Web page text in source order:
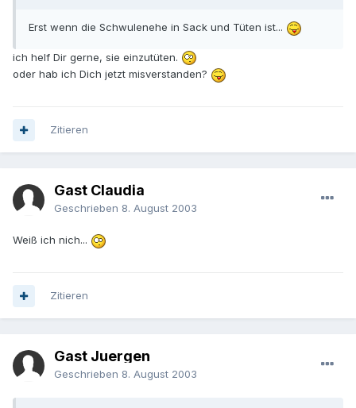
Erst wenn die Schwulenehe in Sack und Tüten ist...
ich helf Dir gerne, sie einzutüten.
oder hab ich Dich jetzt misverstanden?
Zitieren
Gast Claudia
Geschrieben 8. August 2003
Weiß ich nich...
Zitieren
Gast Juergen
Geschrieben 8. August 2003